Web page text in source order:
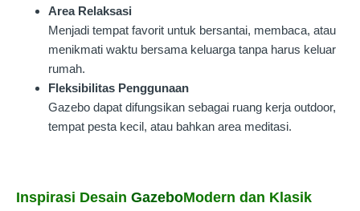
Area Relaksasi
Menjadi tempat favorit untuk bersantai, membaca, atau
menikmati waktu bersama keluarga tanpa harus keluar
rumah.
Fleksibilitas Penggunaan
Gazebo dapat difungsikan sebagai ruang kerja outdoor,
tempat pesta kecil, atau bahkan area meditasi.
Inspirasi Desain GazeboModern dan Klasik